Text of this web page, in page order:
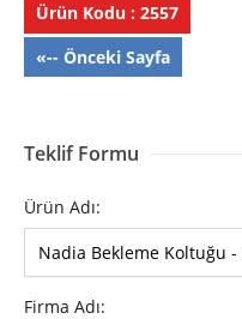
Ürün Kodu : 2557
«-- Önceki Sayfa
Teklif Formu
Ürün Adı:
Firma Adı: